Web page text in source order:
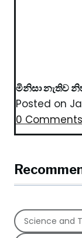
මිනිසා නැතිව
Posted on
0 Comments
Science and